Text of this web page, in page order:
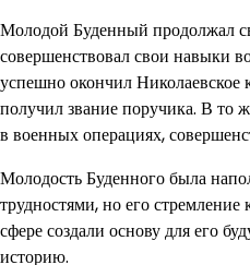
Молодой Буденный продолжал
совершенствовал свои навыки
успешно окончил Николаевское
получил звание поручика. В то
в военных операциях,
Молодость Буденного была
трудностями, но его
сфере создали основу для его
историю.